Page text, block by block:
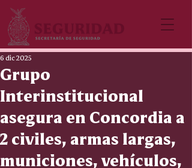
Grupo
Interinstitucional
asegura en Concordia a
2 civiles, armas largas,
municiones, vehículos,
6 dic 2025